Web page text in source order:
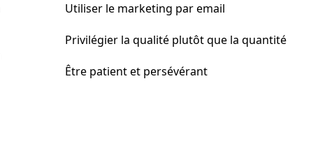
Utiliser le marketing par email
Privilégier la qualité plutôt que la quantité
Être patient et persévérant